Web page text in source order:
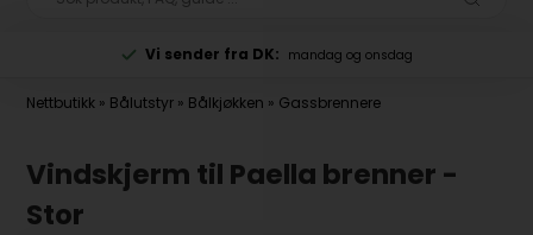
Vi sender fra DK: mandag og onsdag
Nettbutikk » Bålutstyr » Bålkjøkken » Gassbrennere
Vindskjerm til Paella brenner -
Stor